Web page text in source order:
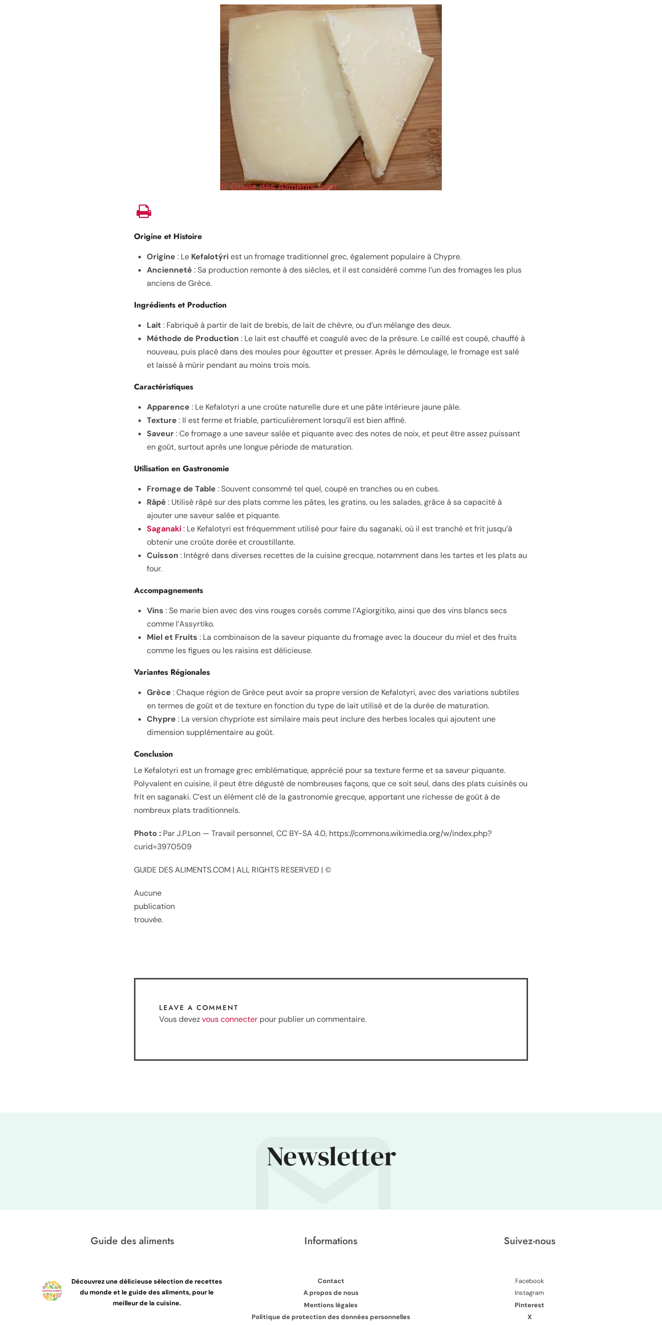
Origine et Histoire
Origine : Le Kefalotýriest un fromage traditionnel grec, également populaire à Chypre.
Ancienneté : Sa production remonte à des siècles, et il est considéré comme l’un des fromages les plus
anciens de Grèce.
Ingrédients et Production
Lait: Fabriqué à partir de lait de brebis, de lait de chèvre, ou d’un mélange des deux.
Méthode de Production : Le lait est chauffé et coagulé avec de la présure. Le caillé est coupé, chauffé à
nouveau, puis placé dans des moules pour égoutter et presser. Après le démoulage, le fromage est salé
et laissé à mûrir pendant au moins trois mois.
Caractéristiques
Apparence : Le Kefalotyri a une croûte naturelle dure et une pâte intérieure jaune pâle.
Texture : Il est ferme et friable, particulièrement lorsqu’il est bien affiné.
Saveur: Ce fromage a une saveur salée et piquante avec des notes de noix, et peut être assez puissant
en goût, surtout après une longue période de maturation.
Utilisation en Gastronomie
Fromage de Table : Souvent consommé tel quel, coupé en tranches ou en cubes.
Râpé : Utilisé râpé sur des plats comme les pâtes, les gratins, ou les salades, grâce à sa capacité à
ajouter une saveur salée et piquante.
Saganaki: Le Kefalotyri est fréquemment utilisé pour faire du saganaki, où il est tranché et frit jusqu’à
obtenir une croûte dorée et croustillante.
Cuisson : Intégré dans diverses recettes de la cuisine grecque, notamment dans les tartes et les plats au
four.
Accompagnements
Vins : Se marie bien avec des vins rouges corsés comme l’Agiorgitiko, ainsi que des vins blancs secs
comme l’Assyrtiko.
Miel et Fruits : La combinaison de la saveur piquante du fromage avec la douceur du miel et des fruits
comme les figues ou les raisins est délicieuse.
Variantes Régionales
Grèce : Chaque région de Grèce peut avoir sa propre version de Kefalotyri, avec des variations subtiles
en termes de goût et de texture en fonction du type de lait utilisé et de la durée de maturation.
Chypre : La version chypriote est similaire mais peut inclure des herbes locales qui ajoutent une
dimension supplémentaire au goût.
Conclusion
Le Kefalotyri est un fromage grec emblématique, apprécié pour sa texture ferme et sa saveur piquante.
Polyvalent en cuisine, il peut être dégusté de nombreuses façons, que ce soit seul, dans des plats cuisinés ou
frit en saganaki. C’est un élément clé de la gastronomie grecque, apportant une richesse de goût à de
nombreux plats traditionnels.
Photo : Par J.P.Lon — Travail personnel, CC BY-SA 4.0, https://commons.wikimedia.org/w/index.php?
curid=3970509
GUIDE DES ALIMENTS.COM | ALL RIGHTS RESERVED | ©
Aucune
publication
trouvée.
LEAVE A COMMENT
Vous devezvous connecter pour publier un commentaire.
Newsletter
Guide des aliments
Découvrez une délicieuse sélection de recettes
du monde et le guide des aliments, pour le
meilleur de la cuisine.
Informations
Contact
A propos de nous
Mentions légales
Politique de protection des données personnelles
Suivez-nous
Facebook
Instagram
Pinterest
X